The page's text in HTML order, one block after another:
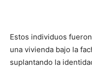
Estos individuos
una vivienda bajo la
suplantando la